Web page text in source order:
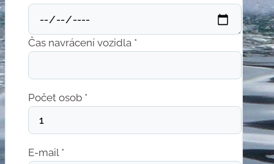
Čas navrácení vozidla *
Počet osob *
E-mail *